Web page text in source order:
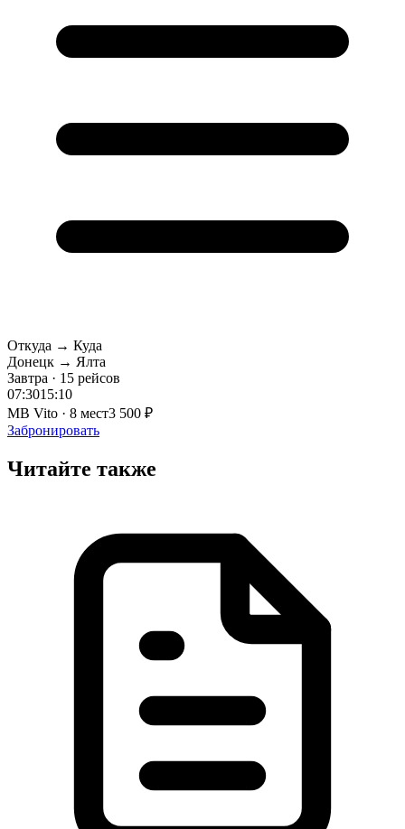
Откуда → Куда
Донецк → Ялта
Завтра · 15 рейсов
07:3015:10
MB Vito · 8 мест3 500 ₽
Забронировать
Читайте также